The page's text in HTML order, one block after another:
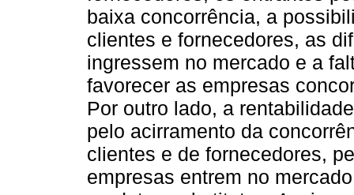
baixa concorrência, a
clientes e fornecedores, as
ingressem no mercado e a
favorecer as empresas
Por outro lado, a
pelo acirramento da
clientes e de fornecedores,
empresas entrem no